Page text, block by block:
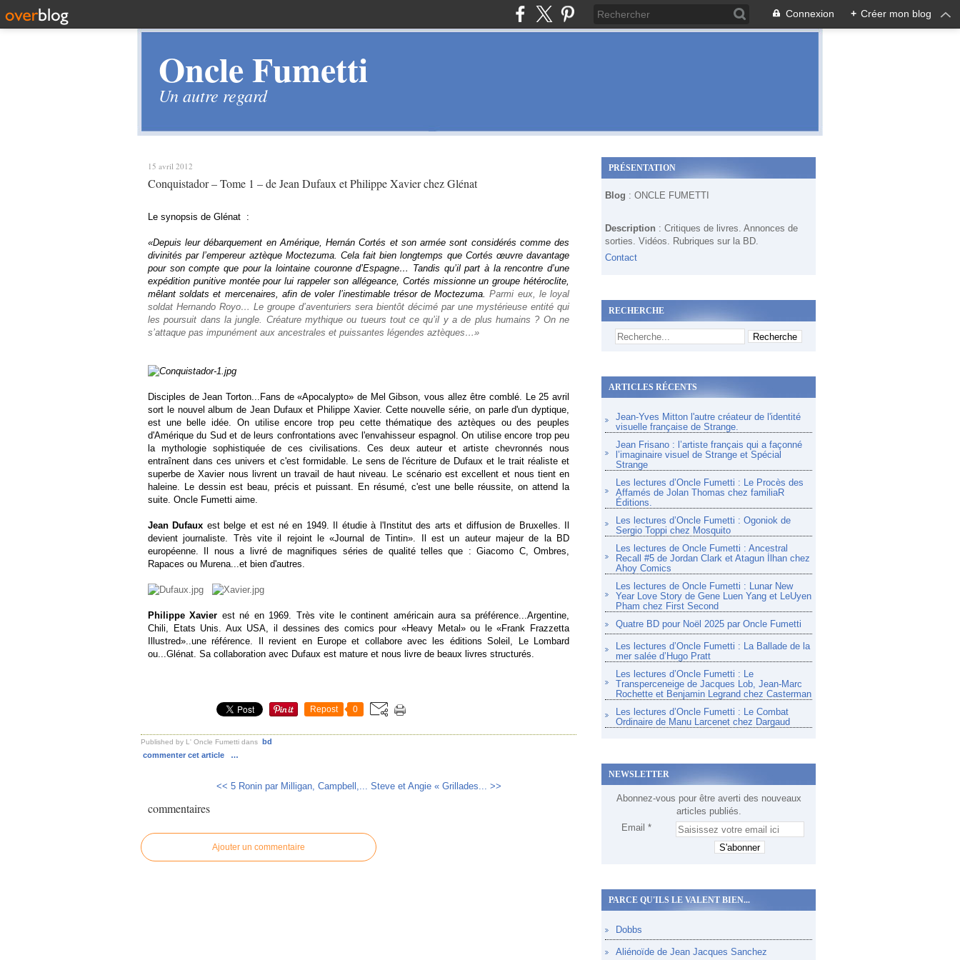
Connexion + Créer mon blog
Oncle Fumetti
Un autre regard
15 avril 2012
Conquistador – Tome 1 – de Jean Dufaux et Philippe Xavier chez Glénat
Le synopsis de Glénat :
«Depuis leur débarquement en Amérique, Hernán Cortés et son armée sont considérés comme des
divinités par l’empereur aztèque Moctezuma. Cela fait bien longtemps que Cortés œuvre davantage
pour son compte que pour la lointaine couronne d’Espagne… Tandis qu’il part à la rencontre d’une
expédition punitive montée pour lui rappeler son allégeance, Cortés missionne un groupe hétéroclite,
mêlant soldats et mercenaires, afin de voler l’inestimable trésor de Moctezuma.Parmi eux, le loyal
soldat Hernando Royo… Le groupe d’aventuriers sera bientôt décimé par une mystérieuse entité qui
les poursuit dans la jungle. Créature mythique ou tueurs tout ce qu’il y a de plus humains ? On ne
s’attaque pas impunément aux ancestrales et puissantes légendes aztèques…»
Disciples de Jean Torton...Fans de «Apocalypto» de Mel Gibson, vous allez être comblé. Le 25 avril
sort le nouvel album de Jean Dufaux et Philippe Xavier. Cette nouvelle série, on parle d'un dyptique,
est une belle idée. On utilise encore trop peu cette thématique des aztèques ou des peuples
d'Amérique du Sud et de leurs confrontations avec l'envahisseur espagnol. On utilise encore trop peu
la mythologie sophistiquée de ces civilisations. Ces deux auteur et artiste chevronnés nous
entraînent dans ces univers et c'est formidable. Le sens de l'écriture de Dufaux et le trait réaliste et
superbe de Xavier nous livrent un travail de haut niveau. Le scénario est excellent et nous tient en
haleine. Le dessin est beau, précis et puissant. En résumé, c'est une belle réussite, on attend la
suite. Oncle Fumetti aime.
Jean Dufaux est belge et est né en 1949. Il étudie à l'Institut des arts et diffusion de Bruxelles. Il
devient journaliste. Très vite il rejoint le «Journal de Tintin». Il est un auteur majeur de la BD
européenne. Il nous a livré de magnifiques séries de qualité telles que : Giacomo C, Ombres,
Rapaces ou Murena...et bien d'autres.
Philippe Xavier est né en 1969. Très vite le continent américain aura sa préférence...Argentine,
Chili, Etats Unis. Aux USA, il dessines des comics pour «Heavy Metal» ou le «Frank Frazzetta
Illustred»..une référence. Il revient en Europe et collabore avec les éditions Soleil, Le Lombard
ou...Glénat. Sa collaboration avec Dufaux est mature et nous livre de beaux livres structurés.
Repost 0
Published by L' Oncle Fumetti dans bd
commenter cet article
…
<< 5 Ronin par Milligan, Campbell,... Steve et Angie « Grillades... >>
commentaires
Ajouter un commentaire
PRÉSENTATION
Blog : ONCLE FUMETTI
Description : Critiques de livres. Annonces de
sorties. Vidéos. Rubriques sur la BD.
Contact
RECHERCHE
ARTICLES RÉCENTS
Jean-Yves Mitton l'autre créateur de l'identité
visuelle française de Strange.
Jean Frisano : l’artiste français qui a façonné
l’imaginaire visuel de Strange et Spécial
Strange
Les lectures d’Oncle Fumetti : Le Procès des
Affamés de Jolan Thomas chez familiaR
Éditions.
Les lectures d’Oncle Fumetti : Ogoniok de
Sergio Toppi chez Mosquito
Les lectures de Oncle Fumetti : Ancestral
Recall #5 de Jordan Clark et Atagun İlhan chez
Ahoy Comics
Les lectures de Oncle Fumetti : Lunar New
Year Love Story de Gene Luen Yang et LeUyen
Pham chez First Second
Quatre BD pour Noël 2025 par Oncle Fumetti
Les lectures d’Oncle Fumetti : La Ballade de la
mer salée d’Hugo Pratt
Les lectures d’Oncle Fumetti : Le
Transperceneige de Jacques Lob, Jean-Marc
Rochette et Benjamin Legrand chez Casterman
Les lectures d’Oncle Fumetti : Le Combat
Ordinaire de Manu Larcenet chez Dargaud
NEWSLETTER
Abonnez-vous pour être averti des nouveaux
articles publiés.
Email
PARCE QU'ILS LE VALENT BIEN...
Dobbs
Aliénoïde de Jean Jacques Sanchez